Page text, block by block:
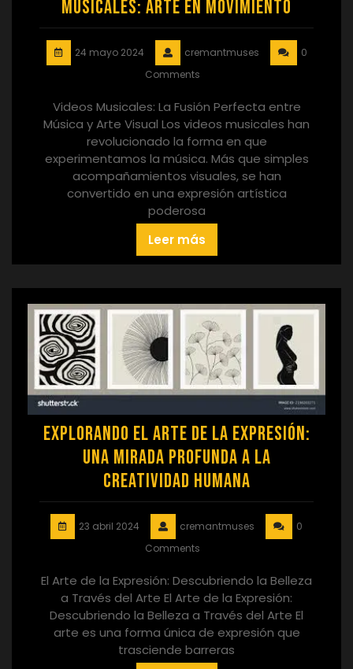
Musicales: Arte en Movimiento
24 mayo 2024 cremantmuses
0
Comments
Videos Musicales: La Fusión Perfecta entre
Música y Arte Visual Los videos musicales han
revolucionado la forma en que
experimentamos la música. Más que simples
acompañamientos visuales, se han
convertido en una expresión artística
poderosa
Leer más
Explorando el Arte de la Expresión:
Una Mirada Profunda a la
Creatividad Humana
23 abril 2024 cremantmuses
0
Comments
El Arte de la Expresión: Descubriendo la Belleza
a Través del Arte El Arte de la Expresión:
Descubriendo la Belleza a Través del Arte El
arte es una forma única de expresión que
trasciende barreras